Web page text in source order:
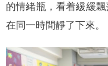
的情緒瓶，看着緩緩
在同一時間靜了下來。